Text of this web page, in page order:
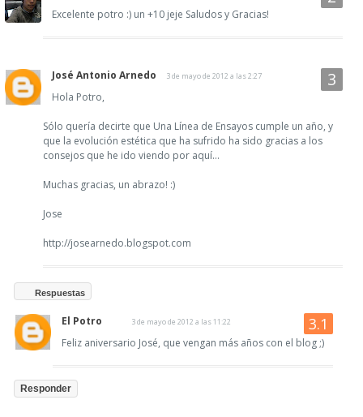
Excelente potro :) un +10 jeje Saludos y Gracias!
José Antonio Arnedo 3 de mayo de 2012 a las 2:27
Hola Potro,
Sólo quería decirte que Una Línea de Ensayos cumple un año, y
que la evolución estética que ha sufrido ha sido gracias a los
consejos que he ido viendo por aquí...
Muchas gracias, un abrazo! :)
Jose
http://josearnedo.blogspot.com
Respuestas
El Potro 3 de mayo de 2012 a las 11:22
Feliz aniversario José, que vengan más años con el blog ;)
Responder